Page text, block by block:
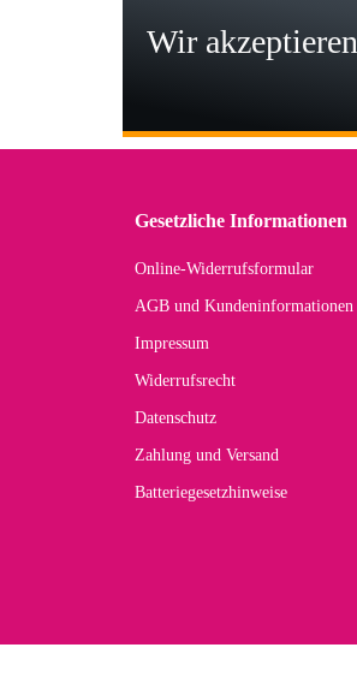
Wir akzeptieren
Gesetzliche Informationen
Online-Widerrufsformular
AGB und Kundeninformationen
Impressum
Widerrufsrecht
Datenschutz
Zahlung und Versand
Batteriegesetzhinweise